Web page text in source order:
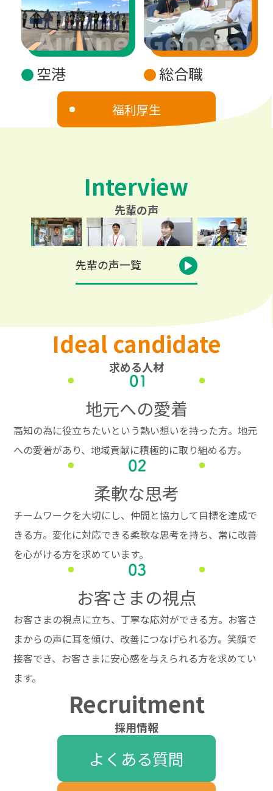
空港 総合職
福利厚生
Interview
先輩の声
先輩の声一覧
Ideal candidate
求める人材
地元への愛着
高知の為に役立ちたいという熱い想いを持った方。地元
への愛着があり、地域貢献に積極的に取り組める方。
柔軟な思考
チームワークを大切にし、仲間と協力して目標を達成で
きる方。変化に対応できる柔軟な思考を持ち、常に改善
を心がける方を求めています。
お客さまの視点
お客さまの視点に立ち、丁寧な応対ができる方。お客さ
まからの声に耳を傾け、改善につなげられる方。笑顔で
接客でき、お客さまに安心感を与えられる方を求めてい
ます。
Recruitment
採用情報
よくある質問